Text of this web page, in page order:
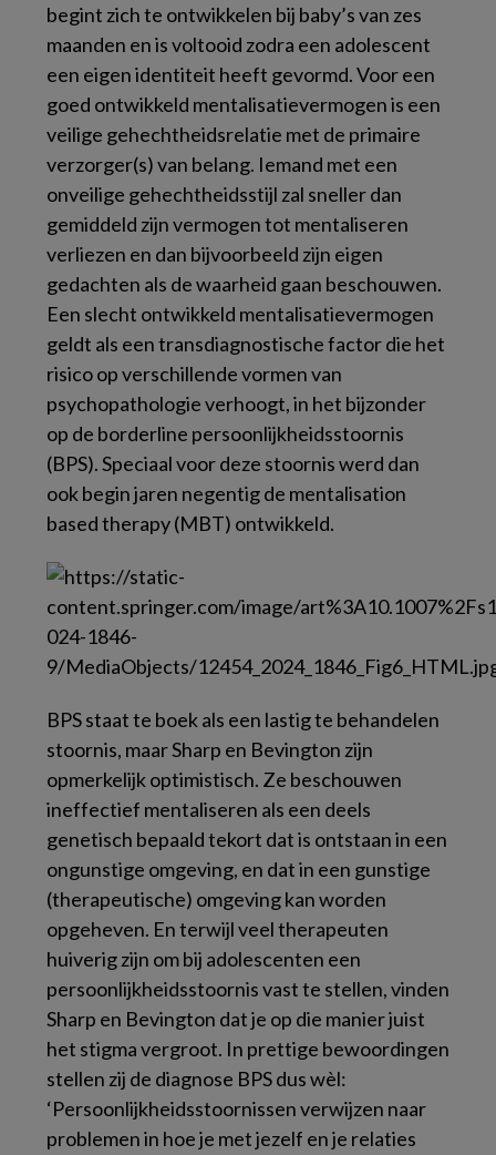
begint zich te ontwikkelen bij baby’s van zes
maanden en is voltooid zodra een adolescent
een eigen identiteit heeft gevormd. Voor een
goed ontwikkeld mentalisatievermogen is een
veilige gehechtheidsrelatie met de primaire
verzorger(s) van belang. Iemand met een
onveilige gehechtheidsstijl zal sneller dan
gemiddeld zijn vermogen tot mentaliseren
verliezen en dan bijvoorbeeld zijn eigen
gedachten als de waarheid gaan beschouwen.
Een slecht ontwikkeld mentalisatievermogen
geldt als een transdiagnostische factor die het
risico op verschillende vormen van
psychopathologie verhoogt, in het bijzonder
op de borderline persoonlijkheidsstoornis
(BPS). Speciaal voor deze stoornis werd dan
ook begin jaren negentig de mentalisation
based therapy(MBT) ontwikkeld.
BPS staat te boek als een lastig te behandelen
stoornis, maar Sharp en Bevington zijn
opmerkelijk optimistisch. Ze beschouwen
ineffectief mentaliseren als een deels
genetisch bepaald tekort dat is ontstaan in een
ongunstige omgeving, en dat in een gunstige
(therapeutische) omgeving kan worden
opgeheven. En terwijl veel therapeuten
huiverig zijn om bij adolescenten een
persoonlijkheidsstoornis vast te stellen, vinden
Sharp en Bevington dat je op die manier juist
het stigma vergroot. In prettige bewoordingen
stellen zij de diagnose BPS dus wèl:
‘Persoonlijkheidsstoornissen verwijzen naar
problemen in hoe je met jezelf en je relaties